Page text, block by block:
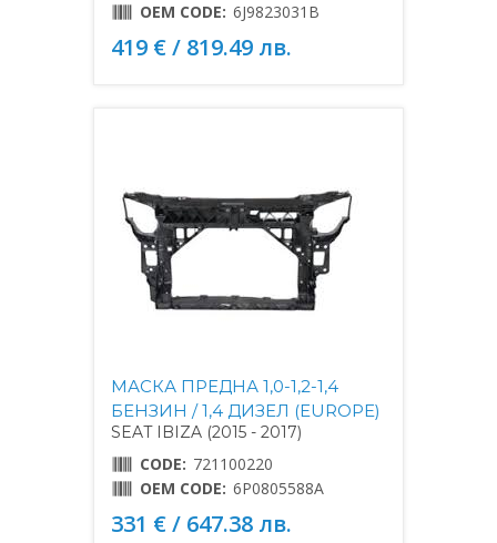
OEM CODE: 6J9823031B
419 € / 819.49 лв.
МАСКА ПРЕДНА 1,0-1,2-1,4
БЕНЗИН / 1,4 ДИЗЕЛ (EUROPE)
SEAT IBIZA (2015 - 2017)
CODE: 721100220
OEM CODE: 6P0805588A
331 € / 647.38 лв.